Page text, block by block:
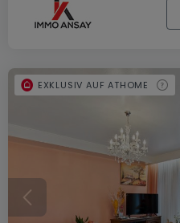
EXKLUSIV AUF ATHOME